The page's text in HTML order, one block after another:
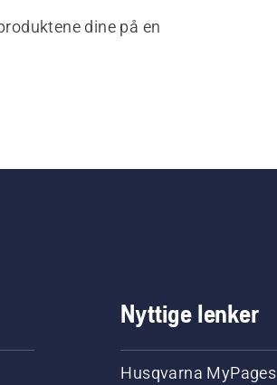
dine på en
Nyttige lenker
Husqvarna MyPages